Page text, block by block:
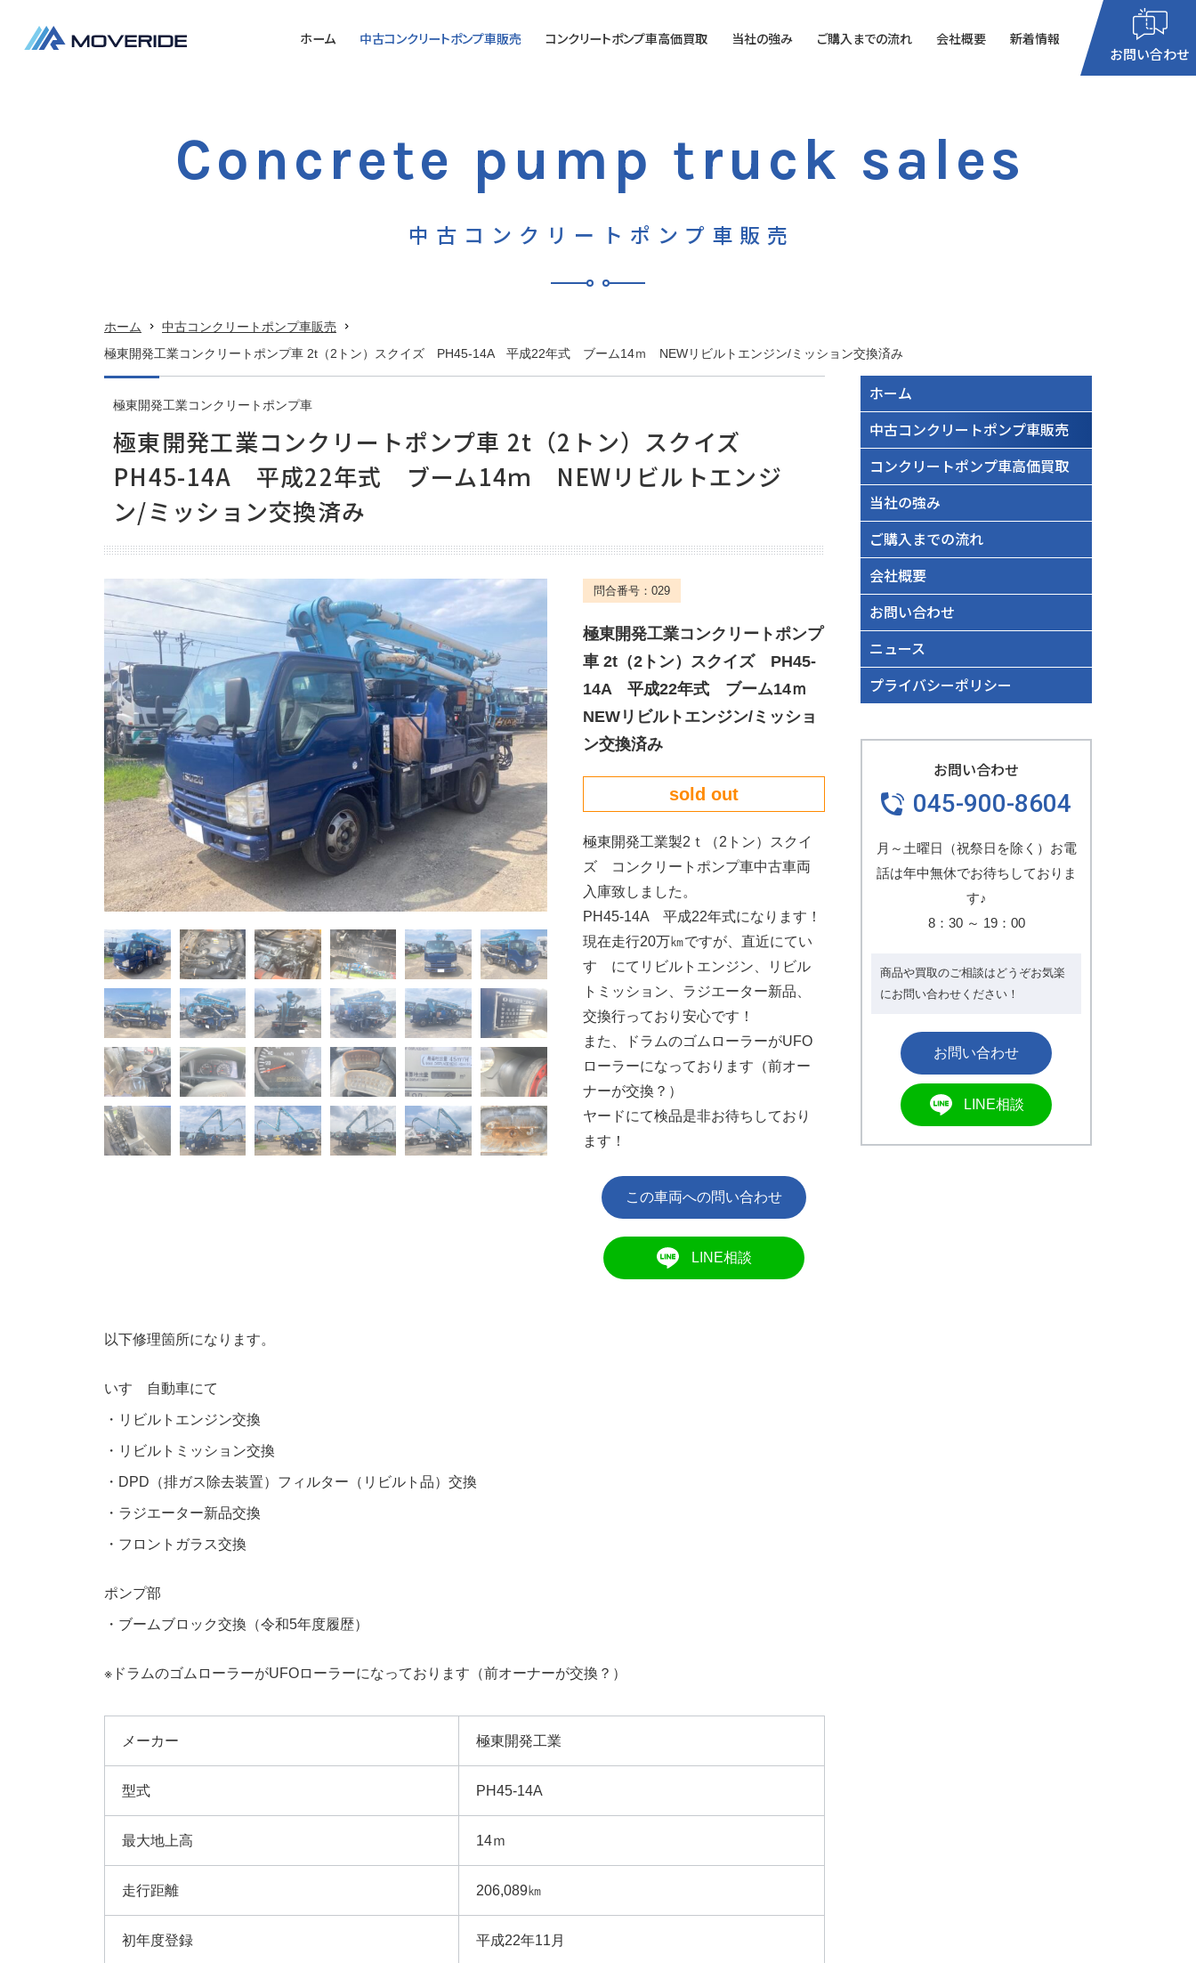
お問い合わせ
営業時間 8：30 ～19：00
営業日
ホーム 中古コンクリートポンプ車販売 コンクリートポンプ車高価買取
高価買取人気機種【コン
クリートポンプ車】
当社の強み ご購入までの流れ 会社概要 新着情報
コンクリートポンプ車高価買取
プライバシーポリシー
月～土曜日（祝祭日を除く）お電話は年中無休でお待ちしております♪
8：30～19：00
商品や買取のご相談はどうぞお気楽にお問い合わせください！
Concrete pump truck sales
中古コンクリートポンプ車販売
ホーム
中古コンクリートポンプ車販売
極東開発工業コンクリートポンプ車 2t（2トン）スクイズ PH45-14A 平成22年式 ブーム14ｍ NEWリビルトエンジン/ミッション交換済み
極東開発工業コンクリートポンプ車
極東開発工業コンクリートポンプ車 2t（2トン）スクイズ
PH45-14A 平成22年式 ブーム14ｍ NEWリビルトエンジ
ン/ミッション交換済み
問合番号：029
極東開発工業コンクリートポンプ
車 2t（2トン）スクイズ PH45-
14A 平成22年式 ブーム14ｍ
NEWリビルトエンジン/ミッショ
ン交換済み
sold out
極東開発工業製2ｔ（2トン）スクイ
ズ コンクリートポンプ車中古車両
入庫致しました。
PH45-14A 平成22年式になります！
現在走行20万㎞ですが、直近にてい
すゞにてリビルトエンジン、リビル
トミッション、ラジエーター新品、
交換行っており安心です！
また、ドラムのゴムローラーがUFO
ローラーになっております（前オー
ナーが交換？）
ヤードにて検品是非お待ちしており
ます！
LINE相談
以下修理箇所になります。
いすゞ自動車にて
・リビルトエンジン交換
・リビルトミッション交換
・DPD（排ガス除去装置）フィルター（リビルト品）交換
・ラジエーター新品交換
・フロントガラス交換
ポンプ部
・ブームブロック交換（令和5年度履歴）
※ドラムのゴムローラーがUFOローラーになっております（前オーナーが交換？）
メーカー 極東開発工業
型式 PH45-14A
最大地上高 14ｍ
走行距離 206,089㎞
初年度登録 平成22年11月
ホーム
中古コンクリートポンプ車販売
コンクリートポンプ車高価買取
当社の強み
ご購入までの流れ
会社概要
お問い合わせ
ニュース
プライバシーポリシー
お問い合わせ
045-900-8604
月～土曜日（祝祭日を除く）お電
話は年中無休でお待ちしておりま
す♪
8：30～ 19：00
商品や買取のご相談はどうぞお気楽
にお問い合わせください！
LINE相談